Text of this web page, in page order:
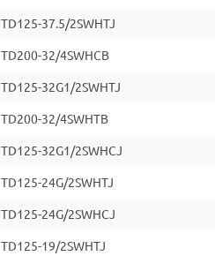
TD125-37.5/2SWHTJ
TD200-32/4SWHCB
TD125-32G1/2SWHTJ
TD200-32/4SWHTB
TD125-32G1/2SWHCJ
TD125-24G/2SWHTJ
TD125-24G/2SWHCJ
TD125-19/2SWHTJ